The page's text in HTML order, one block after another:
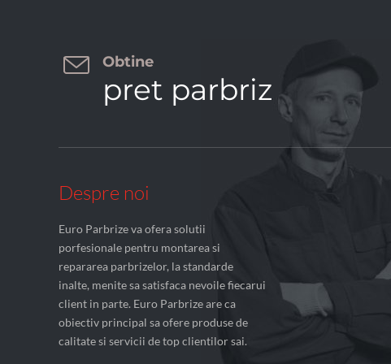
 Obtine
pret parbriz
Despre noi
Euro Parbrize va ofera solutii
porfesionale pentru montarea si
repararea parbrizelor, la standarde
inalte, menite sa satisfaca nevoile fiecarui
client in parte. Euro Parbrize are ca
obiectiv principal sa ofere produse de
calitate si servicii de top clientilor sai.